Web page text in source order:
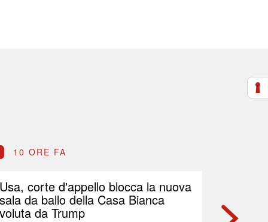
10 ORE FA
Usa, corte d'appello blocca la nuova
sala da ballo della Casa Bianca
voluta da Trump